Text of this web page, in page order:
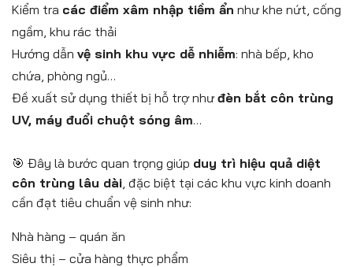
Kiểm tra các điểm xâm nhập tiềm ẩn như khe nứt, cống
ngầm, khu rác thải
Hướng dẫn vệ sinh khu vực dễ nhiễm: nhà bếp, kho
chứa, phòng ngủ…
Đề xuất sử dụng thiết bị hỗ trợ như đèn bắt côn trùng
UV, máy đuổi chuột sóng âm…
🎯 Đây là bước quan trọng giúp duy trì hiệu quả diệt
côn trùng lâu dài , đặc biệt tại các khu vực kinh doanh
cần đạt tiêu chuẩn vệ sinh như:
Nhà hàng – quán ăn
Siêu thị – cửa hàng thực phẩm